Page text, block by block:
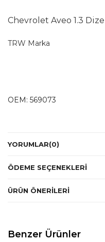
Chevrolet Aveo 1.3
TRW Marka
OEM: 569073
YORUMLAR(0)
ÖDEME SEÇENEKLERI
ÜRÜN ÖNERILERI
Benzer Ürünler